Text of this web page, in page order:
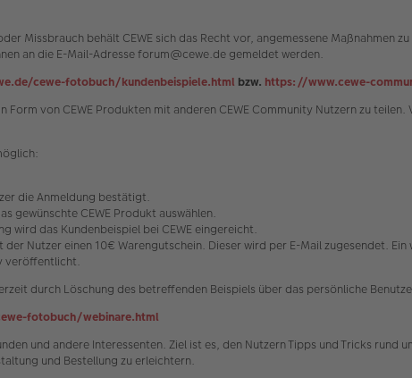
Missbrauch behält CEWE sich das Recht vor, angemessene Maßnahmen
an die E-Mail-Adresse forum@cewe.de gemeldet werden.
cewe-fotobuch/kundenbeispiele.html bzw. https://www.cewe-
von CEWE Produkten mit anderen CEWE Community Nutzern zu
die Anmeldung bestätigt.
gewünschte CEWE Produkt auswählen.
wird das Kundenbeispiel bei CEWE eingereicht.
Nutzer einen 10€ Warengutschein. Dieser wird per E-Mail zugesendet.
veröffentlicht.
durch Löschung des betreffenden Beispiels über das persönliche
fotobuch/webinare.html
und andere Interessenten. Ziel ist es, den Nutzern Tipps und Tricks rund
und Bestellung zu erleichtern.